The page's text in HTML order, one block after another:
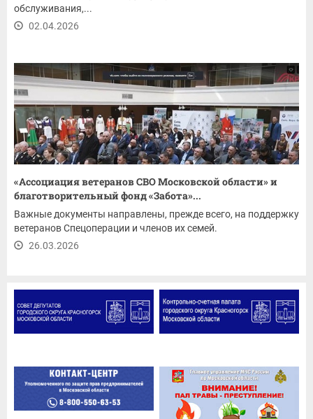
обслуживания,...
02.04.2026
«Ассоциация ветеранов СВО Московской области» и
благотворительный фонд «Забота»...
Важные документы направлены, прежде всего, на поддержку
ветеранов Спецоперации и членов их семей.
26.03.2026